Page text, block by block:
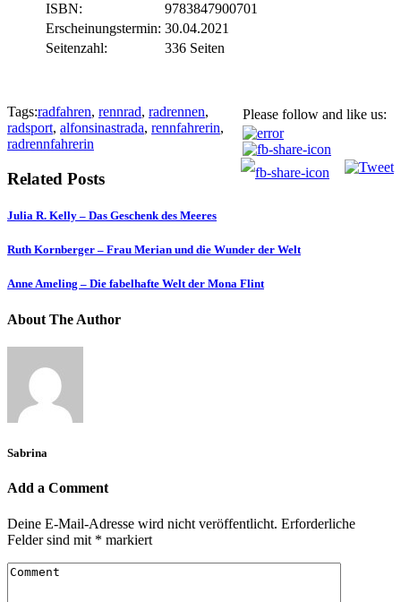
ISBN:
9783847900701
Erscheinungstermin: 30.04.2021
Seitenzahl:
336 Seiten
Please follow and like us:
Tags:radfahren, rennrad, radrennen,
radsport, alfonsinastrada, rennfahrerin,
radrennfahrerin
Related Posts
Julia R. Kelly – Das Geschenk des Meeres
Ruth Kornberger – Frau Merian und die Wunder der Welt
Anne Ameling – Die fabelhafte Welt der Mona Flint
About The Author
Sabrina
Add a Comment
Deine E-Mail-Adresse wird nicht veröffentlicht. Erforderliche
Felder sind mit * markiert